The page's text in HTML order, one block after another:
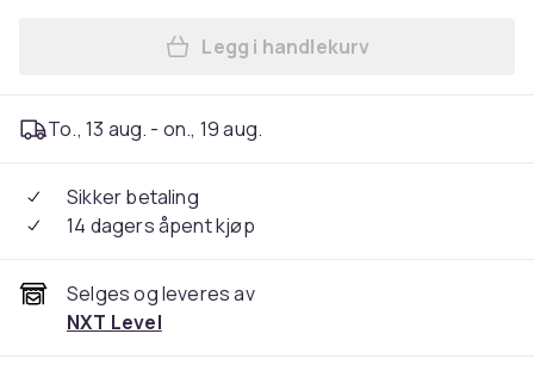
Legg Kompatibelt
Legg i handlekurv
To., 13 aug. - on., 19 aug.
Sikker betaling
14 dagers åpent kjøp
Selges og leveres av
NXT Level